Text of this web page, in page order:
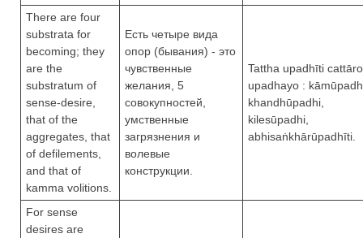
There are four
substrata for
becoming; they
are the
substratum of
sense-desire,
that of the
aggregates, that
of defilements,
and that of
kamma volitions.
Есть четыре вида
опор (бывания) - это
чувственные
желания, 5
совокупностей,
умственные
загрязнения и
волевые
конструкции.
Tattha upadhīti cattāro
upadhayo :
khandhūpadhi,
kilesūpadhi,
abhisaṅkhārūpadhīti.
For sense
desires are